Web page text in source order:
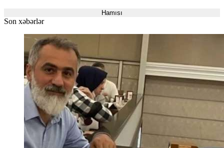
Hamısı
Son xəbərlər